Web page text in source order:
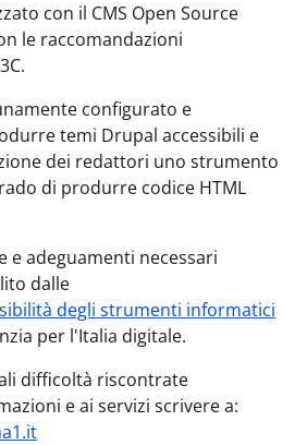
con il CMS Open Source
le raccomandazioni
configurato e
temi Drupal accessibili e
dei redattori uno strumento
di produrre codice HTML
e adeguamenti necessari
dalle
degli strumenti informatici
per l'Italia digitale.
difficoltà riscontrate
e ai servizi scrivere a: